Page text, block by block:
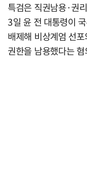
특검은 직권남용·권
3일 윤 전 대통령이
배제해 비상계엄 선
권한을 남용했다는